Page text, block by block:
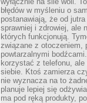
błędów w myśleniu o
postanawiają, że od jutra
sprawniej i zdrowiej, ale
których funkcjonują.
związane z otoczeniem,
powtarzalnymi
korzystać z telefonu,
siebie. Ktoś zamierza
nie wyznacza na to
planuje lepiej się
ma pod ręką produkty,